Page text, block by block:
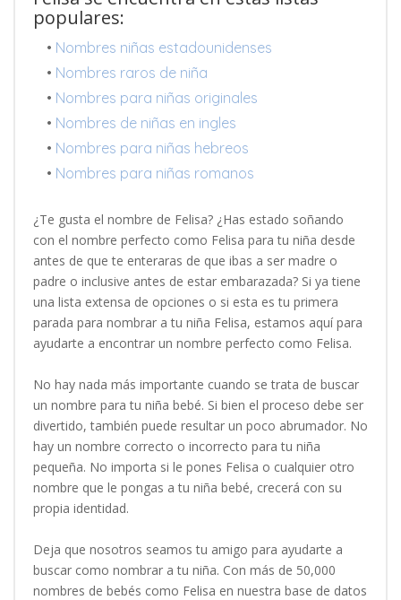
populares:
• Nombres niñas estadounidenses
• Nombres raros de niña
• Nombres para niñas originales
• Nombres de niñas en ingles
• Nombres para niñas hebreos
• Nombres para niñas romanos
¿Te gusta el nombre de Felisa? ¿Has estado soñando
con el nombre perfecto como Felisa para tu niña desde
antes de que te enteraras de que ibas a ser madre o
padre o inclusive antes de estar embarazada? Si ya tiene
una lista extensa de opciones o si esta es tu primera
parada para nombrar a tu niña Felisa, estamos aquí para
ayudarte a encontrar un nombre perfecto como Felisa.
No hay nada más importante cuando se trata de buscar
un nombre para tu niña bebé. Si bien el proceso debe ser
divertido, también puede resultar un poco abrumador. No
hay un nombre correcto o incorrecto para tu niña
pequeña. No importa si le pones Felisa o cualquier otro
nombre que le pongas a tu niña bebé, crecerá con su
propia identidad.
Deja que nosotros seamos tu amigo para ayudarte a
buscar como nombrar a tu niña. Con más de 50,000
nombres de bebés como Felisa en nuestra base de datos